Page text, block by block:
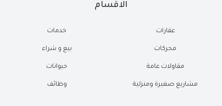
الاقسام
عقارات
محركات
مقاولات عامة
مشاريع صغيرة ومنزلية
خدمات
بيع و شراء
حيوانات
وظائف